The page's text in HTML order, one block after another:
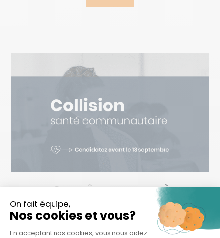
18 AOÛT L’APPEL À
CANDIDATURES EN SANTÉ
COMMUNAUTAIRE EST